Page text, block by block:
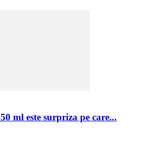
ml este surpriza pe care...